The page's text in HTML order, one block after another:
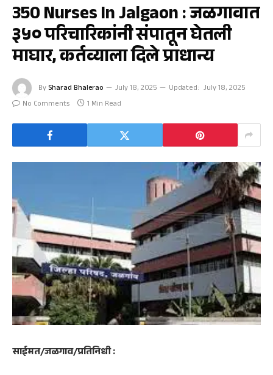
350 Nurses In Jalgaon : जळगावात
३५० परिचारिकांनी संपातून घेतली
माघार, कर्तव्याला दिले प्राधान्य
By Sharad Bhalerao July 18, 2025 Updated: July 18, 2025
No Comments
1 Min Read
साईमत/जळगाव/प्रतिनिधी :